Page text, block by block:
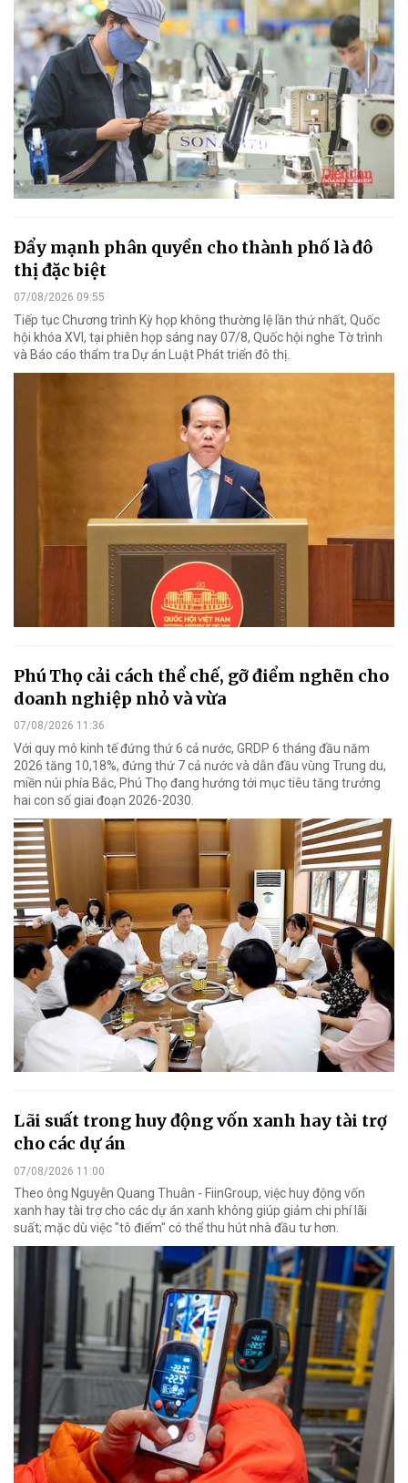
Đẩy mạnh phân quyền cho thành phố là đô
thị đặc biệt
07/08/2026 09:55
Tiếp tục Chương trình Kỳ họp không thường lệ lần thứ nhất, Quốc
hội khóa XVI, tại phiên họp sáng nay 07/8, Quốc hội nghe Tờ trình
và Báo cáo thẩm tra Dự án Luật Phát triển đô thị.
Phú Thọ cải cách thể chế, gỡ điểm nghẽn cho
doanh nghiệp nhỏ và vừa
07/08/2026 11:36
Với quy mô kinh tế đứng thứ 6 cả nước, GRDP 6 tháng đầu năm
2026 tăng 10,18%, đứng thứ 7 cả nước và dẫn đầu vùng Trung du,
miền núi phía Bắc, Phú Thọ đang hướng tới mục tiêu tăng trưởng
hai con số giai đoạn 2026-2030.
Lãi suất trong huy động vốn xanh hay tài trợ
cho các dự án
07/08/2026 11:00
Theo ông Nguyễn Quang Thuân - FiinGroup, việc huy động vốn
xanh hay tài trợ cho các dự án xanh không giúp giảm chi phí lãi
suất; mặc dù việc "tô điểm" có thể thu hút nhà đầu tư hơn.